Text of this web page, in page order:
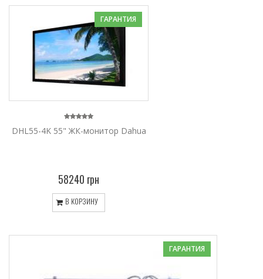
ГАРАНТИЯ
DHL55-4K 55" ЖК-монитор Dahua
58240 грн
В КОРЗИНУ
ГАРАНТИЯ